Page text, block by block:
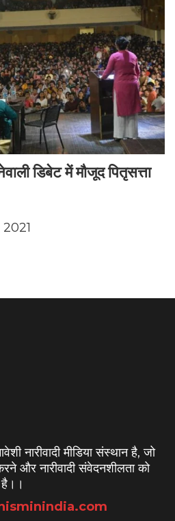
डिबेट में मौजूद पितृसत्ता
नारीवादी मीडिया संस्थान है, जो
और नारीवादी संवेदनशीलता को
।